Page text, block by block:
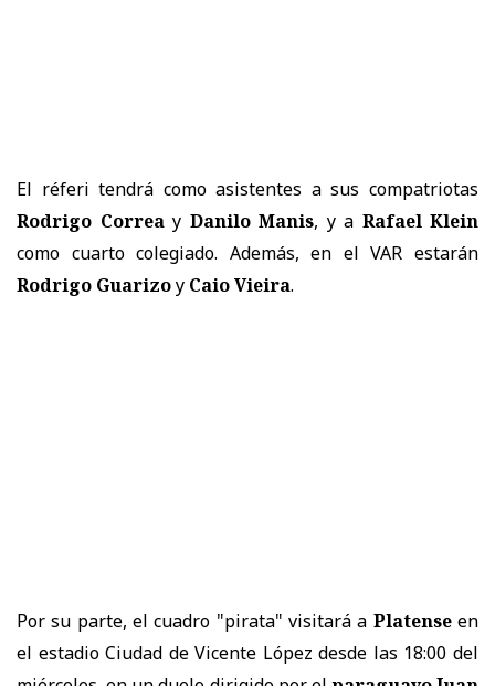
El réferi tendrá como asistentes a sus compatriotas
Rodrigo Correay Danilo Manis, y a Rafael Klein
como cuarto colegiado. Además, en el VAR estarán
Rodrigo Guarizoy Caio Vieira.
Por su parte, el cuadro "pirata" visitará a Platenseen
el estadio Ciudad de Vicente López desde las 18:00 del